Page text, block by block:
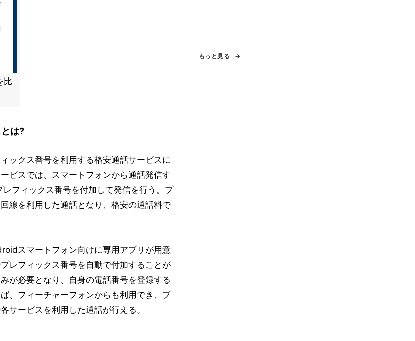
比
は?
ックス番号を利用する格安通話サービスに
ビスでは、スマートフォンから通話発信す
フィックス番号を付加して発信を行う。プ
線を利用した通話となり、格安の通話料で
スマートフォン向けに専用アプリが用意
レフィックス番号を自動で付加することが
が必要となり、自身の電話番号を登録する
、フィーチャーフォンからも利用でき、プ
サービスを利用した通話が行える。
もっと見る